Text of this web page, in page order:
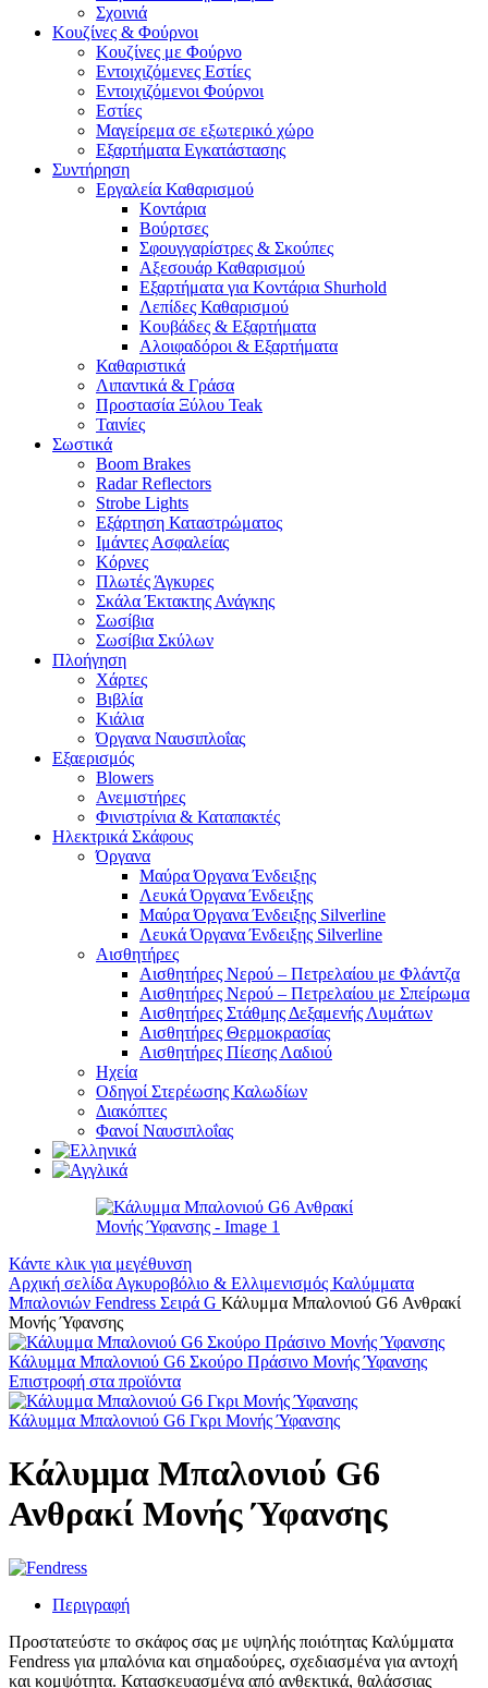
Σχοινιά
Κουζίνες & Φούρνοι
Κουζίνες με Φούρνο
Εντοιχιζόμενες Εστίες
Εντοιχιζόμενοι Φούρνοι
Εστίες
Μαγείρεμα σε εξωτερικό χώρο
Εξαρτήματα Εγκατάστασης
Συντήρηση
Εργαλεία Καθαρισμού
Κοντάρια
Βούρτσες
Σφουγγαρίστρες & Σκούπες
Αξεσουάρ Καθαρισμού
Εξαρτήματα για Κοντάρια Shurhold
Λεπίδες Καθαρισμού
Κουβάδες & Εξαρτήματα
Αλοιφαδόροι & Εξαρτήματα
Καθαριστικά
Λιπαντικά & Γράσα
Προστασία Ξύλου Teak
Ταινίες
Σωστικά
Boom Brakes
Radar Reflectors
Strobe Lights
Εξάρτηση Καταστρώματος
Ιμάντες Ασφαλείας
Κόρνες
Πλωτές Άγκυρες
Σκάλα Έκτακτης Ανάγκης
Σωσίβια
Σωσίβια Σκύλων
Πλοήγηση
Χάρτες
Βιβλία
Κιάλια
Όργανα Ναυσιπλοΐας
Εξαερισμός
Blowers
Ανεμιστήρες
Φινιστρίνια & Καταπακτές
Ηλεκτρικά Σκάφους
Όργανα
Μαύρα Όργανα Ένδειξης
Λευκά Όργανα Ένδειξης
Μαύρα Όργανα Ένδειξης Silverline
Λευκά Όργανα Ένδειξης Silverline
Αισθητήρες
Αισθητήρες Νερού – Πετρελαίου με Φλάντζα
Αισθητήρες Νερού – Πετρελαίου με Σπείρωμα
Αισθητήρες Στάθμης Δεξαμενής Λυμάτων
Αισθητήρες Θερμοκρασίας
Αισθητήρες Πίεσης Λαδιού
Ηχεία
Οδηγοί Στερέωσης Καλωδίων
Διακόπτες
Φανοί Ναυσιπλοΐας
Κάντε κλικ για μεγέθυνση
Αρχική σελίδα Αγκυροβόλιο & Ελλιμενισμός Καλύμματα
Μπαλονιών Fendress Σειρά G Κάλυμμα Μπαλονιού G6 Ανθρακί
Μονής Ύφανσης
Κάλυμμα Μπαλονιού G6 Σκούρο Πράσινο Μονής Ύφανσης
Επιστροφή στα προϊόντα
Κάλυμμα Μπαλονιού G6 Γκρι Μονής Ύφανσης
Κάλυμμα Μπαλονιού G6
Ανθρακί Μονής Ύφανσης
Περιγραφή
Προστατεύστε το σκάφος σας με υψηλής ποιότητας Καλύμματα
Fendress για μπαλόνια και σημαδούρες, σχεδιασμένα για αντοχή
και κομψότητα. Κατασκευασμένα από ανθεκτικά, θαλάσσιας